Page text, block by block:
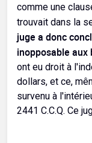
comme une
trouvait dans la
juge a donc
inopposable
ont eu droit à
dollars, et ce,
survenu à
2441 C.C.Q. Ce